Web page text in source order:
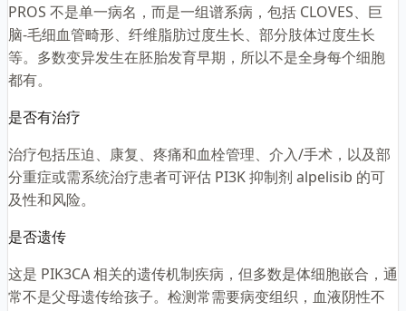
PROS 不是单一病名，而是一组谱系病，包括 CLOVES、巨
脑-毛细血管畸形、纤维脂肪过度生长、部分肢体过度生长
等。多数变异发生在胚胎发育早期，所以不是全身每个细胞
都有。
是否有治疗
治疗包括压迫、康复、疼痛和血栓管理、介入/手术，以及部
分重症或需系统治疗患者可评估 PI3K 抑制剂 alpelisib 的可
及性和风险。
是否遗传
这是 PIK3CA 相关的遗传机制疾病，但多数是体细胞嵌合，通
常不是父母遗传给孩子。检测常需要病变组织，血液阴性不